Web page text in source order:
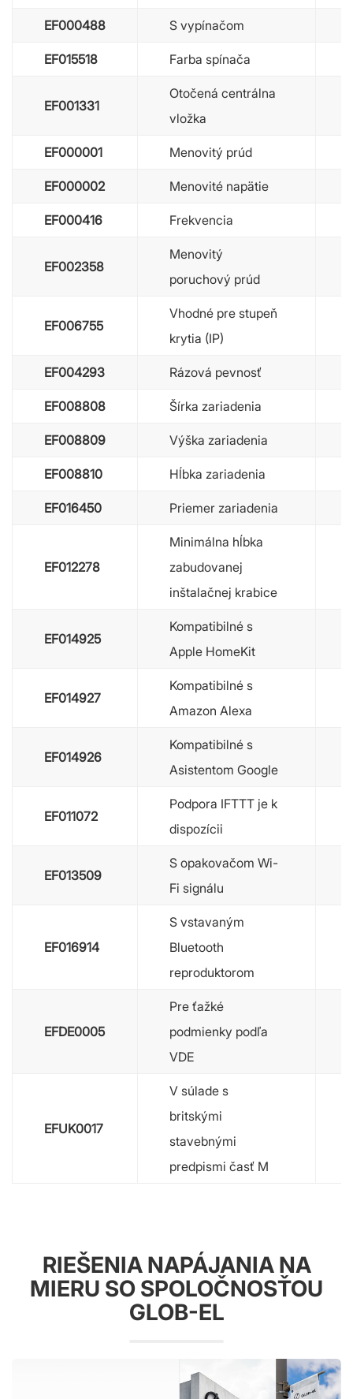
EF000488 S vypínačom
EF015518 Farba spínača
EF001331
Otočená centrálna
vložka
EF000001 Menovitý prúd
EF000002 Menovité napätie
EF000416 Frekvencia
EF002358
Menovitý
poruchový prúd
EF006755
Vhodné pre stupeň
krytia (IP)
EF004293 Rázová pevnosť
EF008808 Šírka zariadenia
EF008809 Výška zariadenia
EF008810 Hĺbka zariadenia
EF016450 Priemer zariadenia
EF012278
Minimálna hĺbka
zabudovanej
inštalačnej krabice
EF014925
Kompatibilné s
Apple HomeKit
EF014927
Kompatibilné s
Amazon Alexa
EF014926
Kompatibilné s
Asistentom Google
EF011072
Podpora IFTTT je k
dispozícii
EF013509
S opakovačom Wi-
Fi signálu
EF016914
S vstavaným
Bluetooth
reproduktorom
EFDE0005
Pre ťažké
podmienky podľa
VDE
EFUK0017
V súlade s
britskými
stavebnými
predpismi časť M
RIEŠENIA NAPÁJANIA NA
MIERU SO SPOLOČNOSŤOU
GLOB-EL